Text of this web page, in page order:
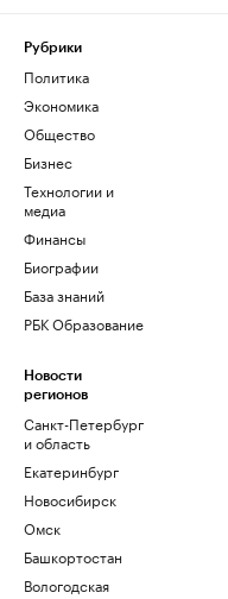
Рубрики
Политика
Экономика
Общество
Бизнес
Технологии и
медиа
Финансы
Биографии
База знаний
РБК Образование
Новости
регионов
Санкт-Петербург
и область
Екатеринбург
Новосибирск
Омск
Башкортостан
Вологодская